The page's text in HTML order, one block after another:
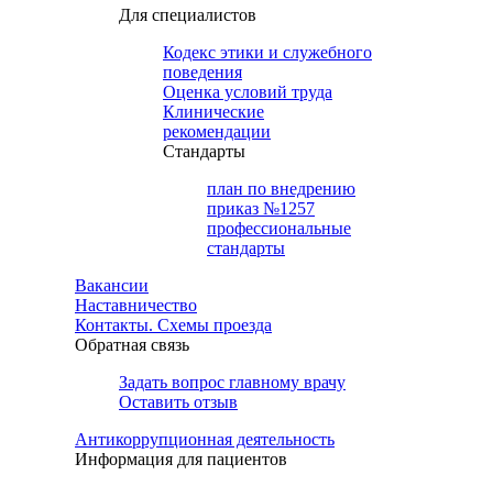
Для специалистов
Кодекс этики и служебного
поведения
Оценка условий труда
Клинические
рекомендации
Cтандарты
план по внедрению
приказ №1257
профессиональные
стандарты
Вакансии
Наставничество
Контакты. Схемы проезда
Обратная связь
Задать вопрос главному врачу
Оставить отзыв
Антикоррупционная деятельность
Информация для пациентов